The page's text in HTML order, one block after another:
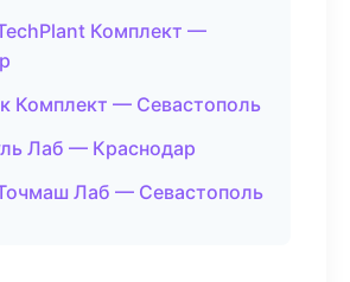
Комплект —
Комплект — Севастополь
Лаб — Краснодар
Лаб — Севастополь